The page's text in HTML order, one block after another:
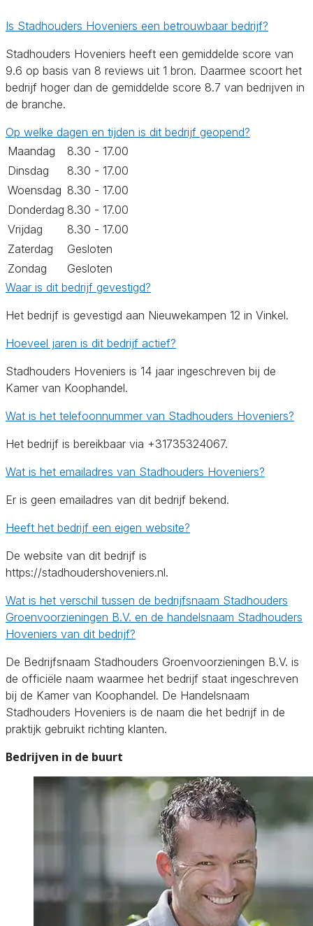
Is Stadhouders Hoveniers een betrouwbaar bedrijf?
Stadhouders Hoveniers heeft een gemiddelde score van
9.6 op basis van 8 reviews uit 1 bron. Daarmee scoort het
bedrijf hoger dan de gemiddelde score 8.7 van bedrijven in
de branche.
Op welke dagen en tijden is dit bedrijf geopend?
Maandag
8.30 - 17.00
Dinsdag
8.30 - 17.00
Woensdag 8.30 - 17.00
Donderdag 8.30 - 17.00
Vrijdag
8.30 - 17.00
Zaterdag
Gesloten
Zondag
Gesloten
Waar is dit bedrijf gevestigd?
Het bedrijf is gevestigd aan Nieuwekampen 12 in Vinkel.
Hoeveel jaren is dit bedrijf actief?
Stadhouders Hoveniers is 14 jaar ingeschreven bij de
Kamer van Koophandel.
Wat is het telefoonnummer van Stadhouders Hoveniers?
Het bedrijf is bereikbaar via +31735324067.
Wat is het emailadres van Stadhouders Hoveniers?
Er is geen emailadres van dit bedrijf bekend.
Heeft het bedrijf een eigen website?
De website van dit bedrijf is
https://stadhoudershoveniers.nl.
Wat is het verschil tussen de bedrijfsnaam Stadhouders
Groenvoorzieningen B.V. en de handelsnaam Stadhouders
Hoveniers van dit bedrijf?
De Bedrijfsnaam Stadhouders Groenvoorzieningen B.V. is
de officiële naam waarmee het bedrijf staat ingeschreven
bij de Kamer van Koophandel. De Handelsnaam
Stadhouders Hoveniers is de naam die het bedrijf in de
praktijk gebruikt richting klanten.
Bedrijven in de buurt